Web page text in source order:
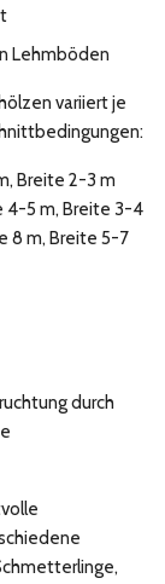
Lehmböden
variiert je
Breite 2-3 m
4-5 m, Breite 3-4
8 m, Breite 5-7
durch